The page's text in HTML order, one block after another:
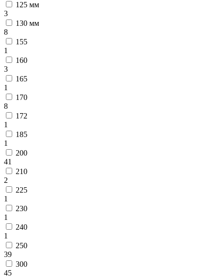
125 мм
3
130 мм
8
155
1
160
3
165
1
170
8
172
1
185
1
200
41
210
2
225
1
230
1
240
1
250
39
300
45